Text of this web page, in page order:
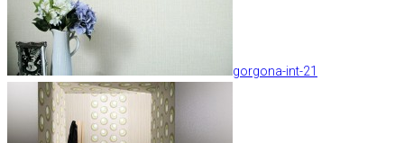
gorgona-int-21